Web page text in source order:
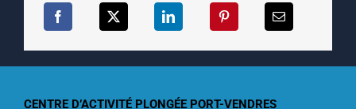
CENTRE D’ACTIVITÉ PLONGÉE PORT-VENDRES